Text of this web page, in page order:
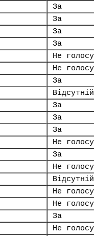
За
За
За
За
Не
Не
За
Відсутній
За
За
За
Не
За
Не
Відсутній
Не
Не
За
Не